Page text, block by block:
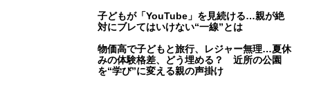
子どもが「YouTube」を見続ける…親が絶
対にブレてはいけない“一線”とは
物価高で子どもと旅行、レジャー無理…夏休
みの体験格差、どう埋める？ 近所の公園
を“学び”に変える親の声掛け